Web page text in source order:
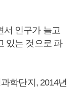
서 인구가 늘고
있는 것으로 파
학단지, 2014년